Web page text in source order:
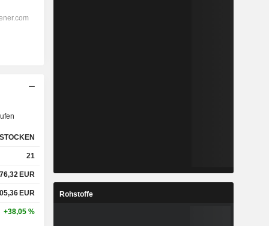
21
76,32 EUR
EUR
+38,05 %
Rohstoffe